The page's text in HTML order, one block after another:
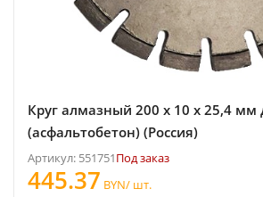
Круг алмазный 200 х 10 х 25,4
(асфальтобетон) (Россия)
Артикул: 551751Под заказ
445.37 BYN/ шт.